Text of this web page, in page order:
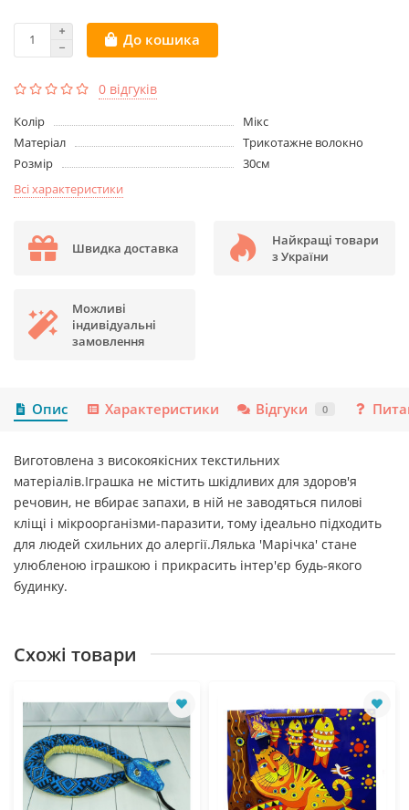
До кошика
0 відгуків
Колір
Мікс
Матеріал
Трикотажне волокно
Розмір
30см
Всі характеристики
Швидка доставка
Найкращі товари
з України
Можливі
індивідуальні
замовлення
Опис Характеристики Відгуки 0
Виготовлена з високоякісних текстильних
матеріалів.Іграшка не містить шкідливих для здоров'я
речовин, не вбирає запахи, в ній не заводяться пилові
кліщі і мікроорганізми-паразити, тому ідеально підходить
для людей схильних до алергії.Лялька ′Марічка′ стане
улюбленою іграшкою і прикрасить інтер′єр будь-якого
будинку.
Схожі товари